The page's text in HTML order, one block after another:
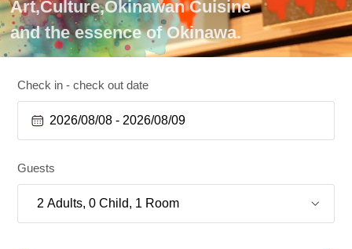
Art,Culture,Okinawan Cuisine
and the essence of Okinawa.
Check in - check out date
Guests